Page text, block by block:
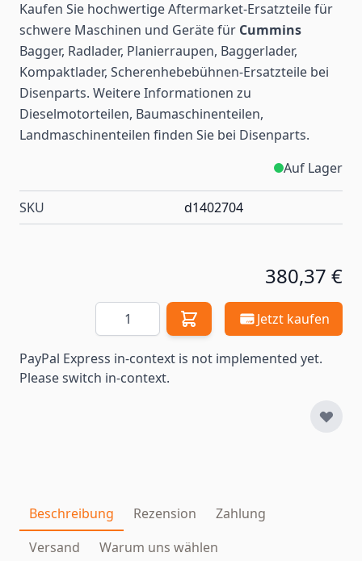
Kaufen Sie hochwertige Aftermarket-Ersatzteile für
schwere Maschinen und Geräte für Cummins
Bagger, Radlader, Planierraupen, Baggerlader,
Kompaktlader, Scherenhebebühnen-Ersatzteile bei
Disenparts. Weitere Informationen zu
Dieselmotorteilen, Baumaschinenteilen,
Landmaschinenteilen finden Sie bei Disenparts.
Auf Lager
SKU d1402704
380,37 €
Menge Jetzt kaufen
PayPal Express in-context is not implemented yet.
Please switch in-context.
Beschreibung Rezension
Zahlung
Versand
Warum uns wählen